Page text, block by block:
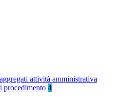
attività amministrativa
procedimento 4